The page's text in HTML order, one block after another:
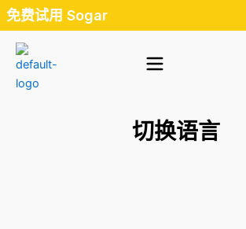
跳
至
免费试用 Sogar
切换语言